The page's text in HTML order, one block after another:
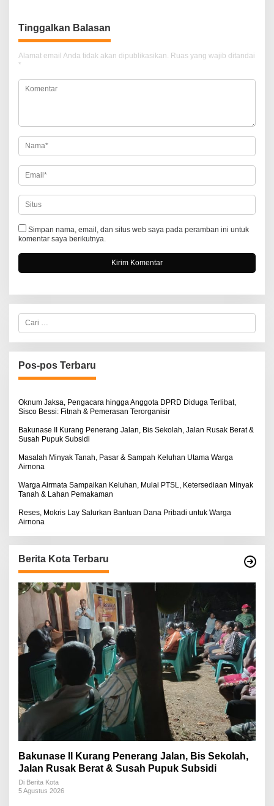
i
g
a
s
o
s
Tinggalkan Balasan
Alamat email Anda tidak akan dipublikasikan. Ruas yang wajib ditandai
*
Simpan nama, email, dan situs web saya pada peramban ini untuk
komentar saya berikutnya.
C
r
i
u
n
u
:
Pos-pos Terbaru
Oknum Jaksa, Pengacara hingga Anggota DPRD Diduga Terlibat,
Sisco Bessi: Fitnah & Pemerasan Terorganisir
Bakunase II Kurang Penerang Jalan, Bis Sekolah, Jalan Rusak Berat &
Susah Pupuk Subsidi
Masalah Minyak Tanah, Pasar & Sampah Keluhan Utama Warga
Airnona
Warga Airmata Sampaikan Keluhan, Mulai PTSL, Ketersediaan Minyak
Tanah & Lahan Pemakaman
Reses, Mokris Lay Salurkan Bantuan Dana Pribadi untuk Warga
Airnona
Berita Kota Terbaru
Bakunase II Kurang Penerang Jalan, Bis Sekolah,
Jalan Rusak Berat & Susah Pupuk Subsidi
Di Berita Kota
5 Agustus 2026